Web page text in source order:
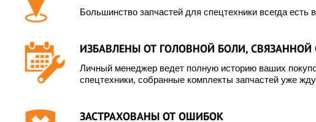
Большинство запчастей для спецтехники всегда есть
ИЗБАВЛЕНЫ ОТ ГОЛОВНОЙ БОЛИ, СВЯЗАННОЙ
Личный менеджер ведет полную историю ваших
спецтехники, собранные комплекты запчастей уже
ЗАСТРАХОВАНЫ ОТ ОШИБОК